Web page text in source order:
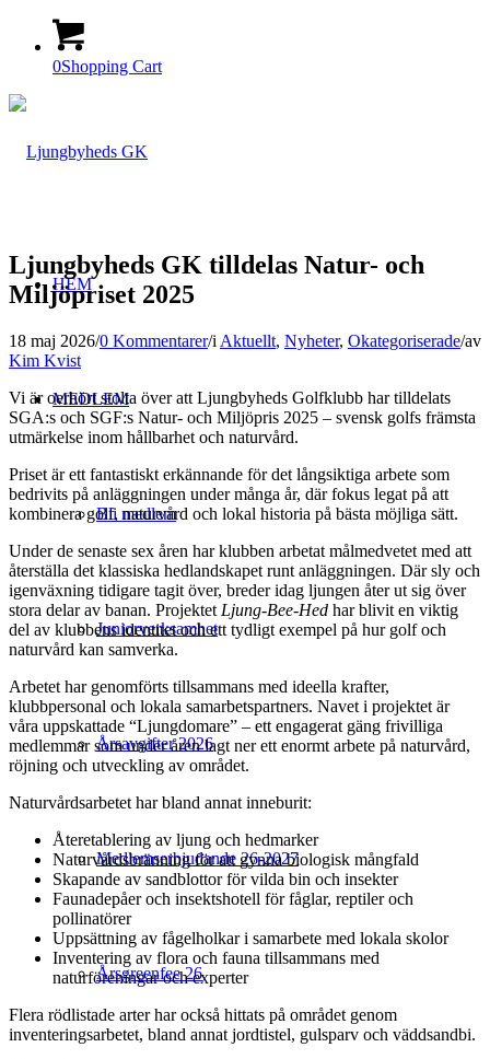
0Shopping Cart
HEM
MEDLEM
Bli medlem
Juniorverksamhet
Årsavgifter 2026
Medlemserbjudande 26-2027
Årsgreenfee 26
Ljungbyheds GK tilldelas Natur- och
Miljöpriset 2025
18 maj 2026/0 Kommentarer/i Aktuellt, Nyheter, Okategoriserade/av
Kim Kvist
Vi är oerhört stolta över att Ljungbyheds Golfklubb har tilldelats
SGA:s och SGF:s Natur- och Miljöpris 2025 – svensk golfs främsta
utmärkelse inom hållbarhet och naturvård.
Priset är ett fantastiskt erkännande för det långsiktiga arbete som
bedrivits på anläggningen under många år, där fokus legat på att
kombinera golf, naturvård och lokal historia på bästa möjliga sätt.
Under de senaste sex åren har klubben arbetat målmedvetet med att
återställa det klassiska hedlandskapet runt anläggningen. Där sly och
igenväxning tidigare tagit över, breder idag ljungen åter ut sig över
stora delar av banan. Projektet Ljung-Bee-Hed har blivit en viktig
del av klubbens identitet och ett tydligt exempel på hur golf och
naturvård kan samverka.
Arbetet har genomförts tillsammans med ideella krafter,
klubbpersonal och lokala samarbetspartners. Navet i projektet är
våra uppskattade “Ljungdomare” – ett engagerat gäng frivilliga
medlemmar som under åren lagt ner ett enormt arbete på naturvård,
röjning och utveckling av området.
Naturvårdsarbetet har bland annat inneburit:
Återetablering av ljung och hedmarker
Naturvårdsbränning för att gynna biologisk mångfald
Skapande av sandblottor för vilda bin och insekter
Faunadepåer och insektshotell för fåglar, reptiler och
pollinatörer
Uppsättning av fågelholkar i samarbete med lokala skolor
Inventering av flora och fauna tillsammans med
naturföreningar och experter
Flera rödlistade arter har också hittats på området genom
inventeringsarbetet, bland annat jordtistel, gulsparv och väddsandbi.